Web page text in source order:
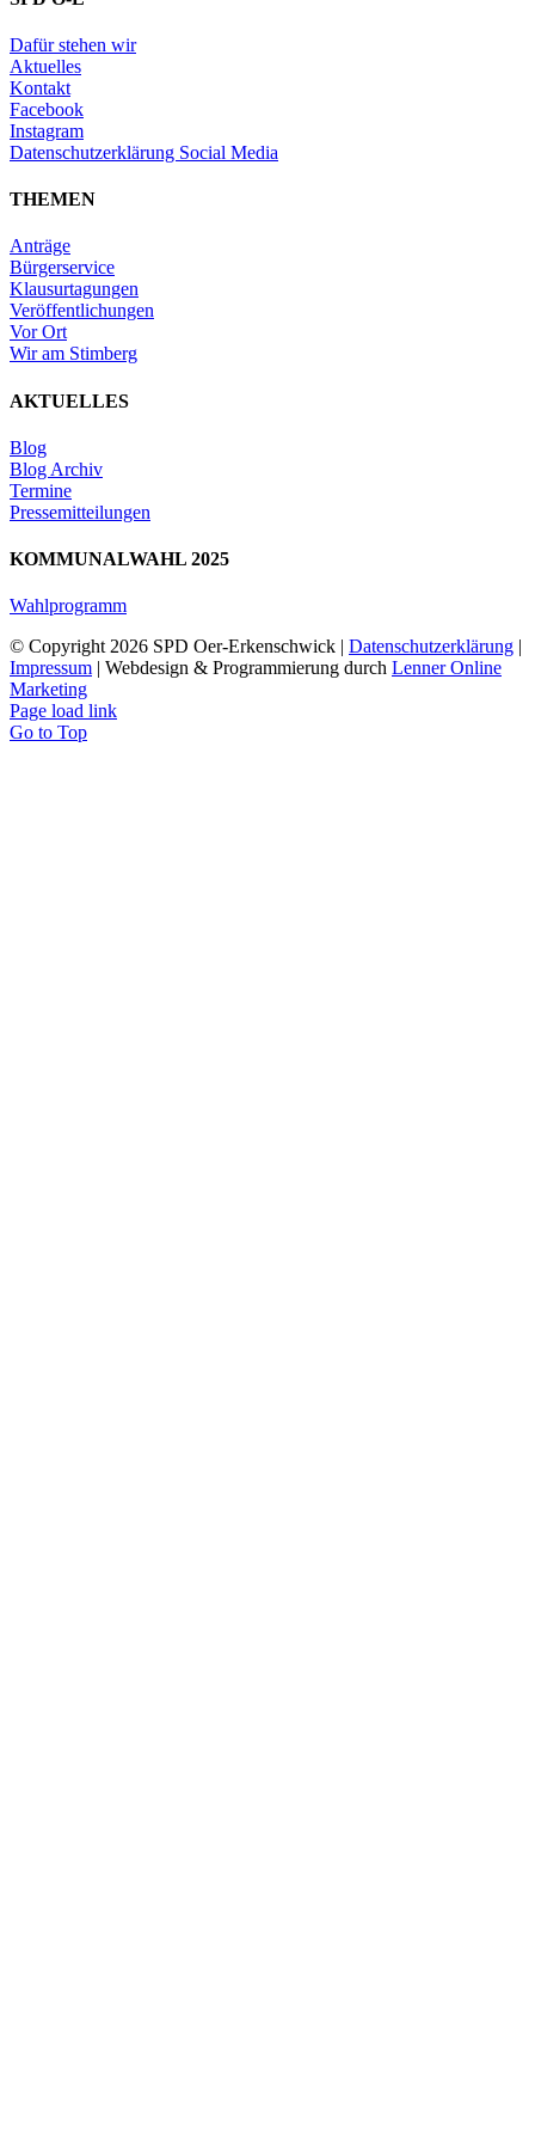
Dafür stehen wir
Aktuelles
Kontakt
Facebook
Instagram
Datenschutzerklärung Social Media
THEMEN
Anträge
Bürgerservice
Klausurtagungen
Veröffentlichungen
Vor Ort
Wir am Stimberg
AKTUELLES
Blog
Blog Archiv
Termine
Pressemitteilungen
KOMMUNALWAHL 2025
Wahlprogramm
© Copyright 2026 SPD Oer-Erkenschwick | Datenschutzerklärung |
Impressum | Webdesign & Programmierung durch Lenner Online
Marketing
Page load link
Go to Top